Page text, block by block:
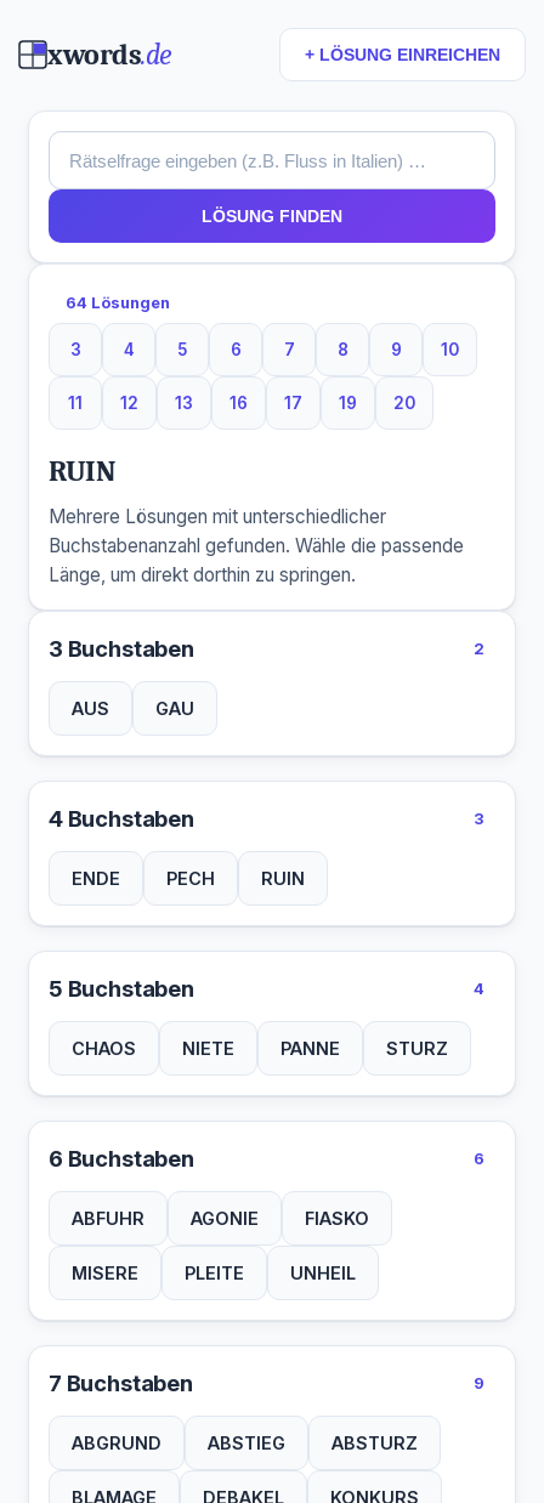
xwords.de + LÖSUNG EINREICHEN
LÖSUNG FINDEN
64 Lösungen
3
3 Buchstaben
4
4 Buchstaben
5
5 Buchstaben
6
6 Buchstaben
7
7 Buchstaben
8
8 Buchstaben
9
9 Buchstaben
10
10
11
11 Buchstaben
12
12 Buchstaben
13
13 Buchstaben
16
16 Buchstaben
17
17 Buchstaben
19
19 Buchstaben
20
20 Buchstaben
RUIN
Mehrere Lösungen mit unterschiedlicher
Buchstabenanzahl gefunden. Wähle die passende
Länge, um direkt dorthin zu springen.
3 Buchstaben 2
AUS GAU
4 Buchstaben 3
ENDE PECH RUIN
5 Buchstaben 4
CHAOS NIETE PANNE STURZ
6 Buchstaben 6
ABFUHR AGONIE FIASKO
MISERE PLEITE UNHEIL
7 Buchstaben 9
ABGRUND ABSTIEG ABSTURZ
BLAMAGE DEBAKEL KONKURS